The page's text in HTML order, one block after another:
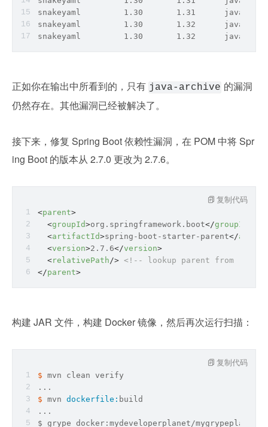
snakeyaml         1.30       1.31      java-
snakeyaml         1.30       1.32      java-
snakeyaml         1.30       1.32      java-archive
正如你在输出中所看到的，只有 java-archive 的漏洞
仍然存在。其他漏洞已经被解决了。
接下来，修复 Spring Boot 依赖性漏洞，在 POM 中将 Spr
ing Boot 的版本从 2.7.0 更改为 2.7.6。
<parent>
<groupId>org.springframework.boot</groupId
<artifactId>spring-boot-starter-parent</
<version>2.7.6</version>
<relativePath/> <!-- lookup parent from
</parent>
复制代码
构建 JAR 文件，构建 Docker 镜像，然后再次运行扫描：
$ mvn clean verify
...
$ mvn dockerfile: build
...
$ grype docker:mydeveloperplanet/mygrypeplanet:
复制代码